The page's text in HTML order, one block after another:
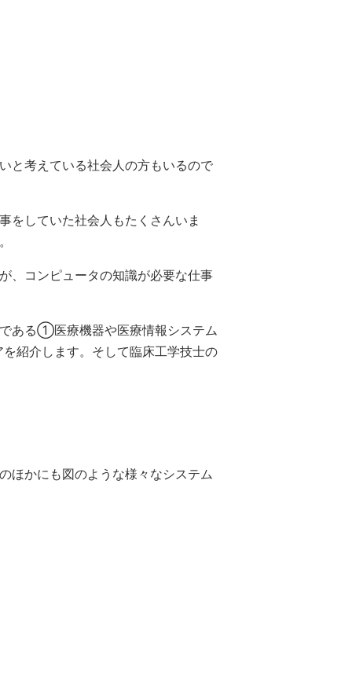
と考えている社会人の方もいるので
していた社会人もたくさんいま
、コンピュータの知識が必要な仕事
ある①医療機器や医療情報システム
紹介します。そして臨床工学技士の
ほかにも図のような様々なシステム